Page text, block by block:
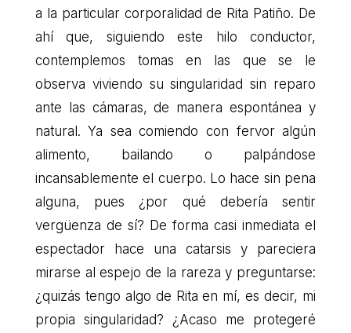
a la particular corporalidad de Rita Patiño. De
ahí que, siguiendo este hilo conductor,
contemplemos tomas en las que se le
observa viviendo su singularidad sin reparo
ante las cámaras, de manera espontánea y
natural. Ya sea comiendo con fervor algún
alimento, bailando o palpándose
incansablemente el cuerpo. Lo hace sin pena
alguna, pues ¿por qué debería sentir
vergüenza de sí? De forma casi inmediata el
espectador hace una catarsis y pareciera
mirarse al espejo de la rareza y preguntarse:
¿quizás tengo algo de Rita en mí, es decir, mi
propia singularidad? ¿Acaso me protegeré